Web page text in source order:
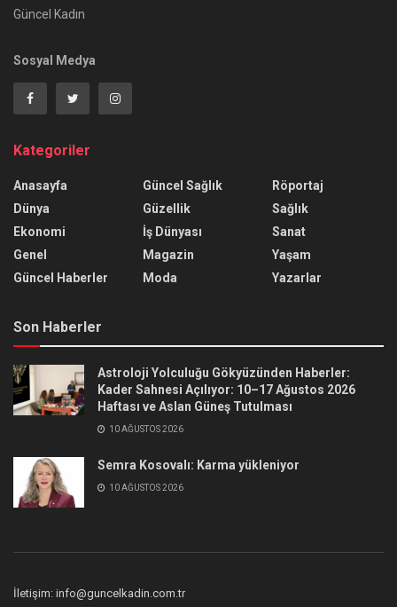
Güncel Kadın
Sosyal Medya
Kategoriler
Anasayfa
Dünya
Ekonomi
Genel
Güncel Haberler
Güncel Sağlık
Güzellik
İş Dünyası
Magazin
Moda
Röportaj
Sağlık
Sanat
Yaşam
Yazarlar
Son Haberler
Astroloji Yolculuğu Gökyüzünden Haberler:
Kader Sahnesi Açılıyor: 10–17 Ağustos 2026
Haftası ve Aslan Güneş Tutulması
10 AĞUSTOS 2026
Semra Kosovalı: Karma yükleniyor
10 AĞUSTOS 2026
İletişim: info@guncelkadin.com.tr